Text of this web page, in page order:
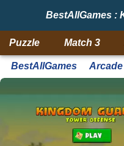
Puzzle Match 3
BestAllGames Arcade